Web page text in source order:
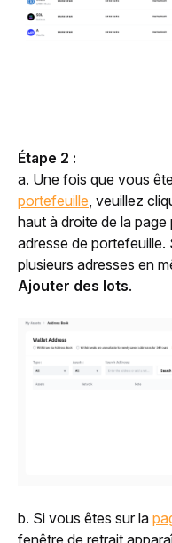
Étape 2 :
a. Une fois que vous
portefeuille , veuillez
haut à droite de la
adresse de
Ajouter des lots.
b. Si vous êtes sur la